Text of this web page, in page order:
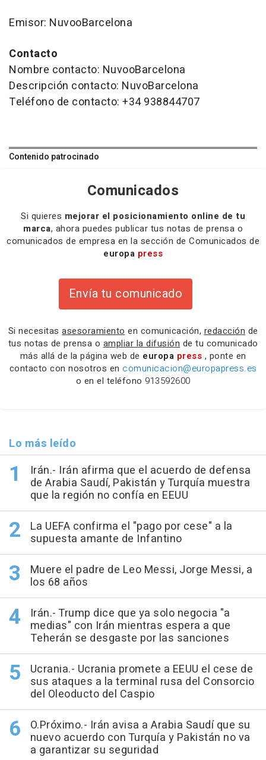
Emisor: NuvooBarcelona
Contacto
Nombre contacto: NuvooBarcelona
Descripción contacto: NuvoBarcelona
Teléfono de contacto: +34 938844707
Contenido patrocinado
Comunicados
Si quieres mejorar el posicionamiento online de tu
marca, ahora puedes publicar tus notas de prensa o
comunicados de empresa en la sección de Comunicados de
europa press
Envía tu comunicado
Si necesitas asesoramiento en comunicación, redacción de
tus notas de prensa o ampliar la difusión de tu comunicado
más allá de la página web de europa press , ponte en
contacto con nosotros en comunicacion@europapress.es
o en el teléfono 913592600
Lo más leído
Irán.- Irán afirma que el acuerdo de defensa
de Arabia Saudí, Pakistán y Turquía muestra
que la región no confía en EEUU
La UEFA confirma el "pago por cese" a la
supuesta amante de Infantino
Muere el padre de Leo Messi, Jorge Messi, a
los 68 años
Irán.- Trump dice que ya solo negocia "a
medias" con Irán mientras espera a que
Teherán se desgaste por las sanciones
Ucrania.- Ucrania promete a EEUU el cese de
sus ataques a la terminal rusa del Consorcio
del Oleoducto del Caspio
O.Próximo.- Irán avisa a Arabia Saudí que su
nuevo acuerdo con Turquía y Pakistán no va
a garantizar su seguridad